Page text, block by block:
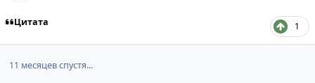
Цитата 1
11 месяцев спустя...